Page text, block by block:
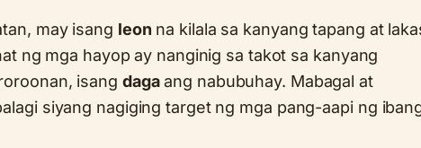
may isang leon na kilala sa kanyang tapang at
ng mga hayop ay nanginig sa takot sa kanyang
isang dagaang nabubuhay. Mabagal at
siyang nagiging target ng mga pang-aapi ng